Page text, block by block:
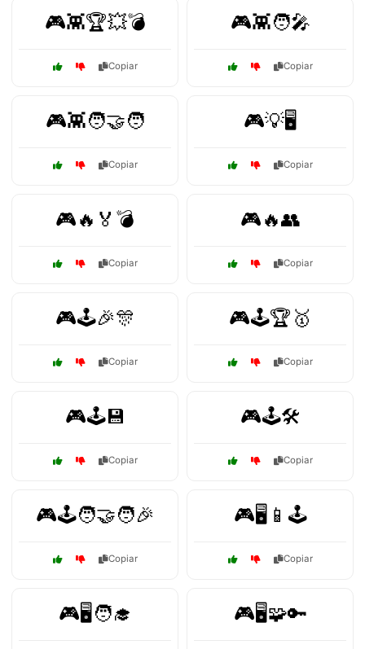
🎮👾🏆💥💣
Copiar
🎮👾🧑‍🎤
Copiar
🎮👾🧑‍🤝‍🧑
Copiar
🎮💡🖥️
Copiar
🎮🔥🏅💣
Copiar
🎮🔥👥
Copiar
🎮🕹️🎉🎊
Copiar
🎮🕹️🏆🥇
Copiar
🎮🕹️💾
Copiar
🎮🕹️🛠️
Copiar
🎮🕹️🧑‍🤝‍🧑🎉
Copiar
🎮🖥️📱🕹️
Copiar
🎮🖥️🧑‍🎓 🎮🖥️🧩🔑